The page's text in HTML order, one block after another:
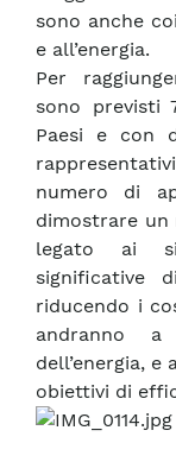
sono anche
e all’energia.
Per
sono previsti
Paesi e con
numero di
dimostrare un
legato ai
significative
riducendo i
andranno
dell’energia, e
obiettivi di